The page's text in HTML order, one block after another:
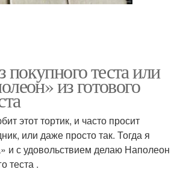
покупного теста или
из готового
этот тортик, и часто просит
или даже просто так. Тогда я
и с удовольствием делаю Наполеон
теста .